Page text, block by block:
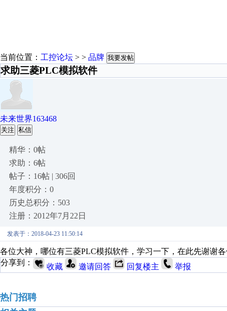
当前位置： 工控论坛 > > 品牌 我要发帖
求助三菱PLC模拟软件
未来世界163468
关注 私信
精华：0帖
求助：6帖
帖子：16帖 | 306回
年度积分：0
历史总积分：503
注册：2012年7月22日
发表于：2018-04-23 11:50:14
各位大神，哪位有三菱PLC模拟软件，学习一下，在此先谢谢
分享到：
收藏 邀请回答 回复楼主 举报
热门招聘